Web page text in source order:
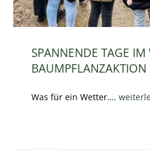
SPANNENDE TAGE
BAUMPFLANZAKTION
Was für ein Wetter….